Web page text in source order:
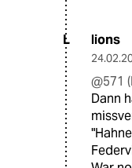
L lions
@571
Dann